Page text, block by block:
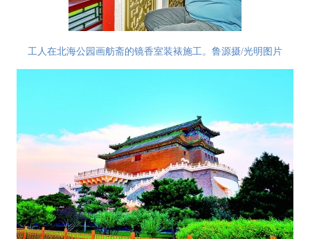
工人在北海公园画舫斋的镜香室装裱施工。鲁源摄/光明图片